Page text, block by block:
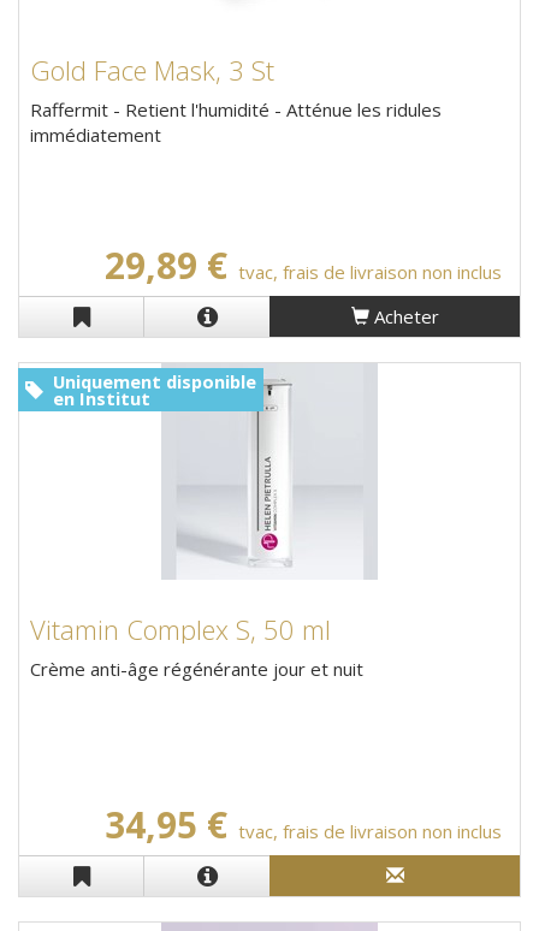
Gold Face Mask, 3 St
Raffermit - Retient l'humidité - Atténue les ridules
immédiatement
29,89 € tvac, frais de livraison non inclus
Acheter
Vitamin Complex S, 50 ml
Crème anti-âge régénérante jour et nuit
34,95 € tvac, frais de livraison non inclus
Uniquement disponible
en Institut